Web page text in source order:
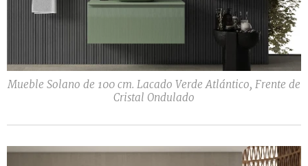
Mueble Solano de 100 cm. Lacado Verde Atlántico, Frente de
Cristal Ondulado